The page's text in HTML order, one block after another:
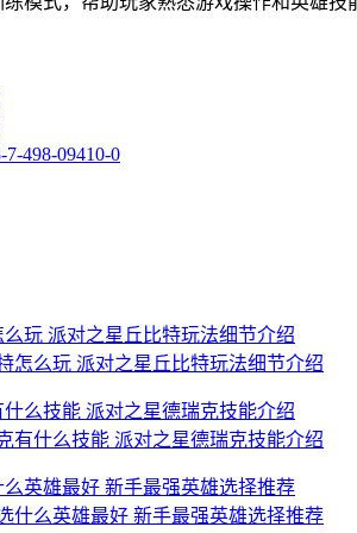
7-498-09410-0
怎么玩 派对之星丘比特玩法细节介绍
有什么技能 派对之星德瑞克技能介绍
什么英雄最好 新手最强英雄选择推荐